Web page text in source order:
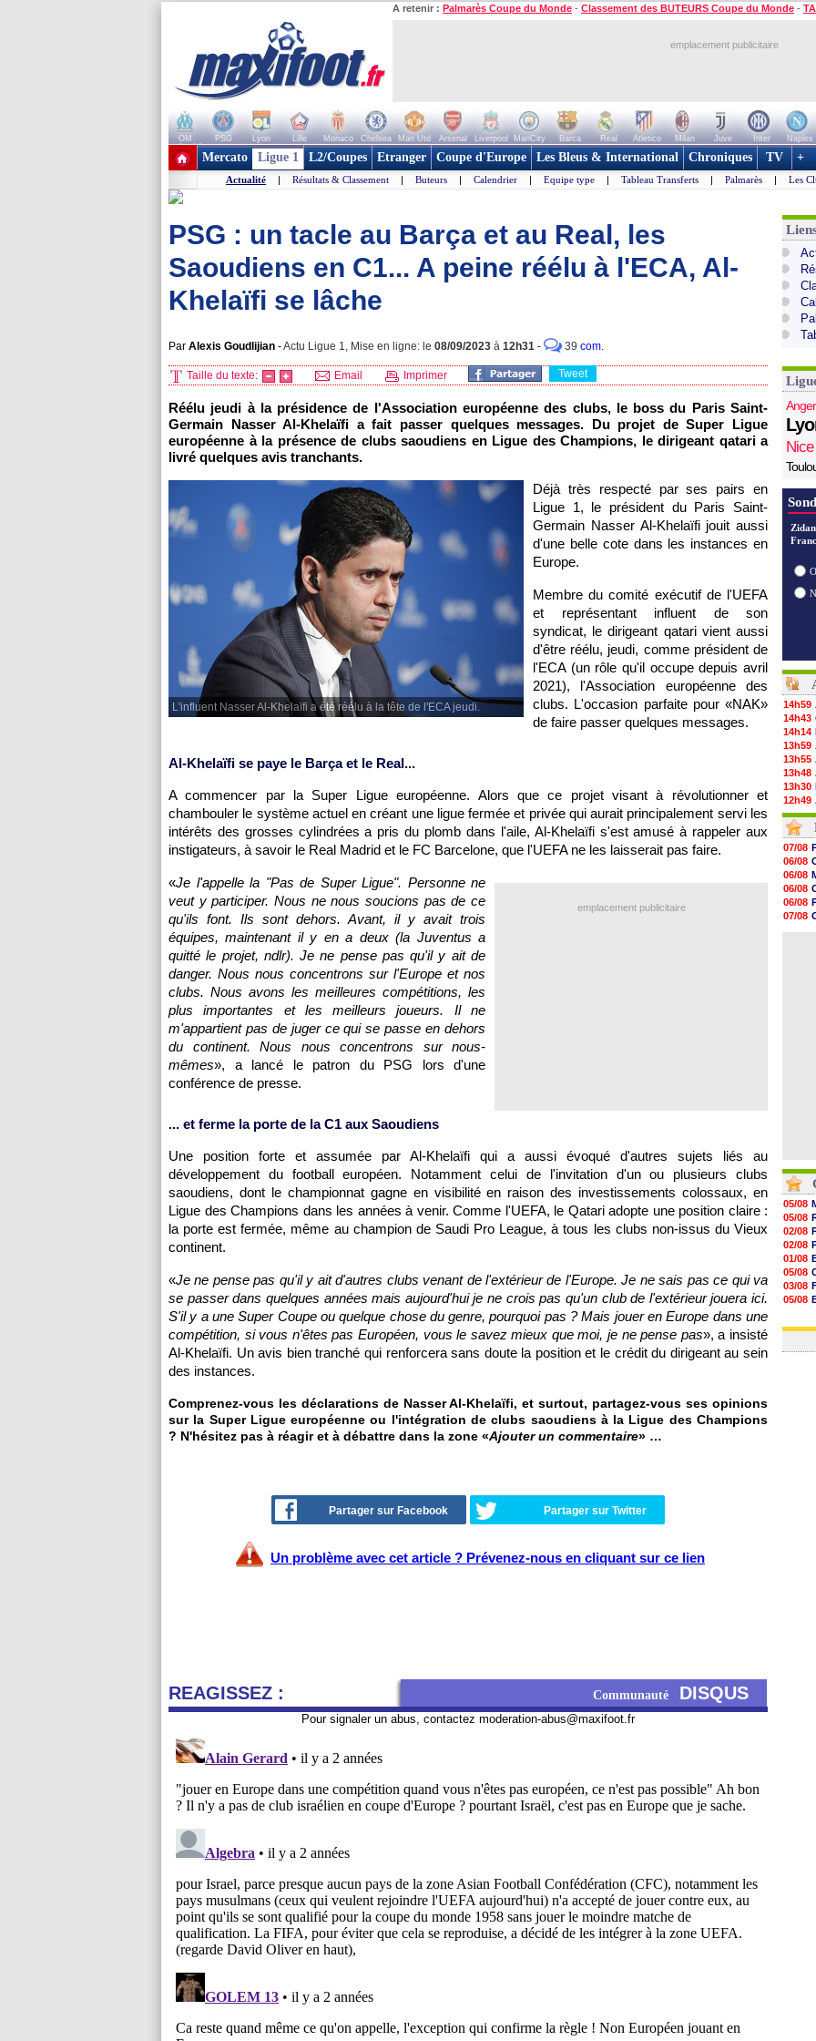
A retenir : Palmarès Coupe du Monde - Classement des BUTEURS Coupe du Monde -
emplacement publicitaire
OM PSG Lyon Lille Monaco Chelsea Man Utd Arsenal Liverpool ManCity Barca Real Atletico Milan Juve Inter Naples
+ de clubs
Mercato Ligue 1 L2/Coupes Etranger Coupe d'Europe Les Bleus & International Chroniques TV +
Actualité | Résultats & Classement | Buteurs | Calendrier | Equipe type | Tableau Transferts | Palmarès | Les
PSG : un tacle au Barça et au Real, les
Saoudiens en C1... A peine réélu à l'ECA, Al-
Khelaïfi se lâche
Par Alexis Goudlijian -Actu Ligue 1, Mise en ligne: le 08/09/2023 à 12h31 - 39 com.
Taille du texte: Email Imprimer Tweet
Réélu jeudi à la présidence de l'Association européenne des clubs, le boss du Paris Saint-
Germain Nasser Al-Khelaïfi a fait passer quelques messages. Du projet de Super Ligue
européenne à la présence de clubs saoudiens en Ligue des Champions, le dirigeant qatari a
livré quelques avis tranchants.
L'influent Nasser Al-Khelaïfi a été réélu à la tête de l'ECA jeudi.
Déjà très respecté par ses pairs en
Ligue 1, le président du Paris Saint-
Germain Nasser Al-Khelaïfi jouit aussi
d'une belle cote dans les instances en
Europe.
Membre du comité exécutif de l'UEFA
et représentant influent de son
syndicat, le dirigeant qatari vient aussi
d'être réélu, jeudi, comme président de
l'ECA (un rôle qu'il occupe depuis avril
2021), l'Association européenne des
clubs. L'occasion parfaite pour «NAK»
de faire passer quelques messages.
Al-Khelaïfi se paye le Barça et le Real...
A commencer par la Super Ligue européenne. Alors que ce projet visant à révolutionner et
chambouler le système actuel en créant une ligue fermée et privée qui aurait principalement servi les
intérêts des grosses cylindrées a pris du plomb dans l'aile, Al-Khelaïfi s'est amusé à rappeler aux
instigateurs, à savoir le Real Madrid et le FC Barcelone, que l'UEFA ne les laisserait pas faire.
emplacement publicitaire
«Je l'appelle la "Pas de Super Ligue". Personne ne
veut y participer. Nous ne nous soucions pas de ce
qu'ils font. Ils sont dehors. Avant, il y avait trois
équipes, maintenant il y en a deux (la Juventus a
quitté le projet, ndlr). Je ne pense pas qu'il y ait de
danger. Nous nous concentrons sur l'Europe et nos
clubs. Nous avons les meilleures compétitions, les
plus importantes et les meilleurs joueurs. Il ne
m'appartient pas de juger ce qui se passe en dehors
du continent. Nous nous concentrons sur nous-
mêmes», a lancé le patron du PSG lors d'une
conférence de presse.
... et ferme la porte de la C1 aux Saoudiens
Une position forte et assumée par Al-Khelaïfi qui a aussi évoqué d'autres sujets liés au
développement du football européen. Notamment celui de l'invitation d'un ou plusieurs clubs
saoudiens, dont le championnat gagne en visibilité en raison des investissements colossaux, en
Ligue des Champions dans les années à venir. Comme l'UEFA, le Qatari adopte une position claire :
la porte est fermée, même au champion de Saudi Pro League, à tous les clubs non-issus du Vieux
continent.
«Je ne pense pas qu'il y ait d'autres clubs venant de l'extérieur de l'Europe. Je ne sais pas ce qui va
se passer dans quelques années mais aujourd'hui je ne crois pas qu'un club de l'extérieur jouera ici.
S'il y a une Super Coupe ou quelque chose du genre, pourquoi pas ? Mais jouer en Europe dans une
compétition, si vous n'êtes pas Européen, vous le savez mieux que moi, je ne pense pas», a insisté
Al-Khelaïfi. Un avis bien tranché qui renforcera sans doute la position et le crédit du dirigeant au sein
des instances.
Comprenez-vous les déclarations de Nasser Al-Khelaïfi, et surtout, partagez-vous ses opinions
sur la Super Ligue européenne ou l'intégration de clubs saoudiens à la Ligue des Champions
? N'hésitez pas à réagir et à débattre dans la zone «Ajouter un commentaire» …
Partager sur Facebook Partager sur Twitter
Un problème avec cet article ? Prévenez-nous en cliquant sur ce lien
REAGISSEZ : Communauté DISQUS
Pour signaler un abus, contactez moderation-abus@maxifoot.fr
Nice
14h59
14h43
14h14
13h59
13h55
13h48
13h30
12h49
12h22
12h00
11h46
11h20
10h49
10h32
10h10
09h49
09h35
07/08
06/08
06/08
06/08
06/08
07/08
05/08
05/08
02/08
02/08
01/08
05/08
03/08
05/08
03/08